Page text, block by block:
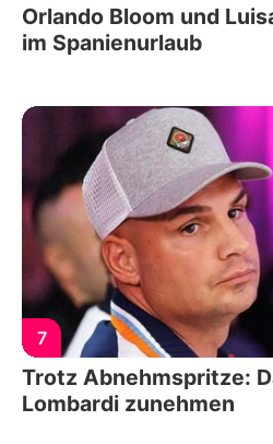
Orlando Bloom und
im Spanienurlaub
7
Trotz Abnehmspritze:
Lombardi zunehmen